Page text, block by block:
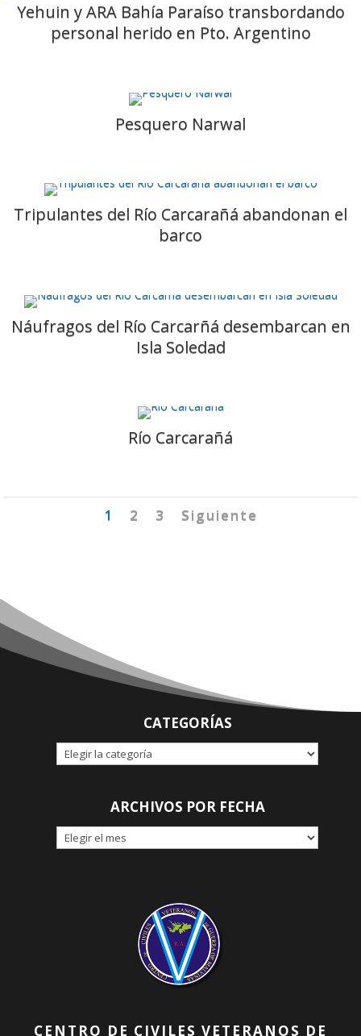
Yehuin y ARA Bahía Paraíso transbordando
personal herido en Pto. Argentino
Pesquero Narwal
Tripulantes del Río Carcarañá abandonan el
barco
Náufragos del Río Carcarñá desembarcan en
Isla Soledad
Río Carcarañá
1 2 3 Siguiente
CATEGORÍAS
CATEGORÍAS
ARCHIVOS POR FECHA
ARCHIVOS
POR
CENTRO DE CIVILES VETERANOS DE